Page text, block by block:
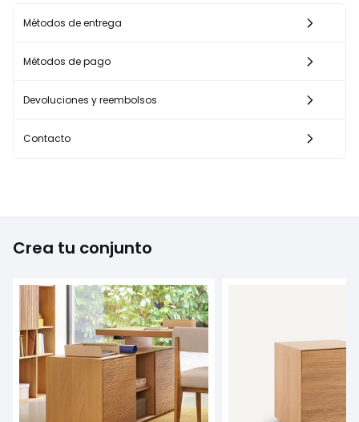
Métodos de entrega
Métodos de pago
Devoluciones y reembolsos
Contacto
Crea tu conjunto